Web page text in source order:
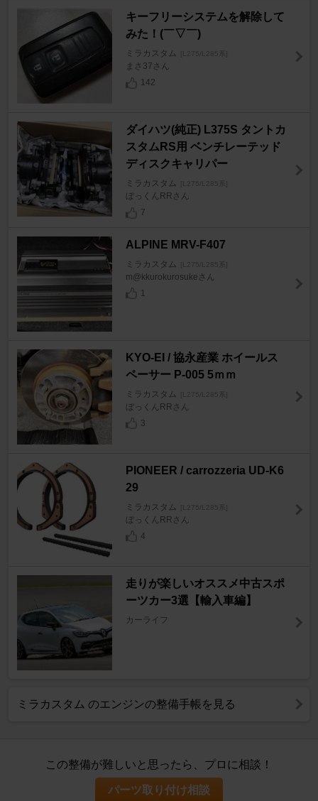
キーフリーシステムを解除して
みた！(￣▽￣)
ミラカスタム [L275/L285系]
まさ37さん
142
ダイハツ(純正) L375S タントカ
スタムRS用 ベンチレーテッド
ディスクキャリパー
ミラカスタム [L275/L285系]
ぼっくんRRさん
7
ALPINE MRV-F407
ミラカスタム [L275/L285系]
m@kkurokurosukeさん
1
KYO-EI / 協永産業 ホイールス
ペーサー P-005 5ｍｍ
ミラカスタム [L275/L285系]
ぼっくんRRさん
3
PIONEER / carrozzeria UD-K6
29
ミラカスタム [L275/L285系]
ぼっくんRRさん
4
走りが楽しいオススメ中古スポ
ーツカー3選【輸入車編】
カーライフ
ミラカスタム のエンジンの整備手帳を見る
この整備が難しいと思ったら、プロに相談！
パーツ取り付け相談